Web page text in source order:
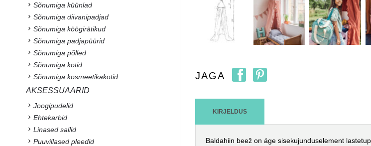
JAGA
KIRJELDUS
Baldahiin beež on äge sisekujunduselement
Sõnumiga küünlad
Sõnumiga diivanipadjad
Sõnumiga köögirätikud
Sõnumiga padjapüürid
Sõnumiga põlled
Sõnumiga kotid
Sõnumiga kosmeetikakotid
AKSESSUAARID
Joogipudelid
Ehtekarbid
Linased sallid
Puuvillased pleedid